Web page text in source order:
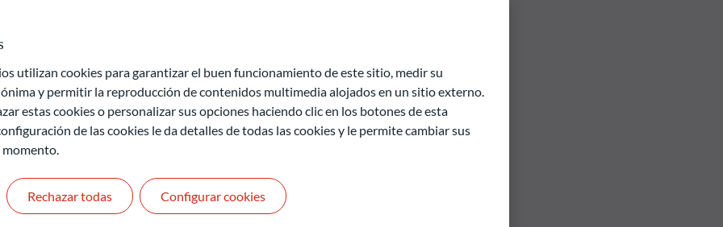
grade. El Fondo es un producto financiero que promueve
8 (1) del Reglamento (UE) 2019/2088, de 27 de
con la sostenibilidad en el sector de los servicios
gobernanza) se basa en el modelo propietario de ODDO BHF
pérdida de capital.
y no son constantes en el tiempo
utilizan cookies para garantizar el buen funcionamiento de este sitio, medir su
y permitir la reproducción de contenidos multimedia alojados en un sitio externo.
estas cookies o personalizar sus opciones haciendo clic en los botones de esta
de las cookies le da detalles de todas las cookies y le permite cambiar sus
momento.
Rechazar todas Configurar cookies